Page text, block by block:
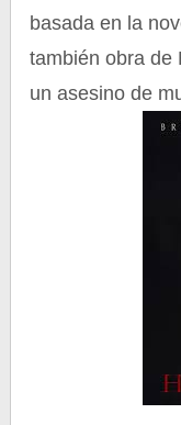
basada en la
también obra de
un asesino de